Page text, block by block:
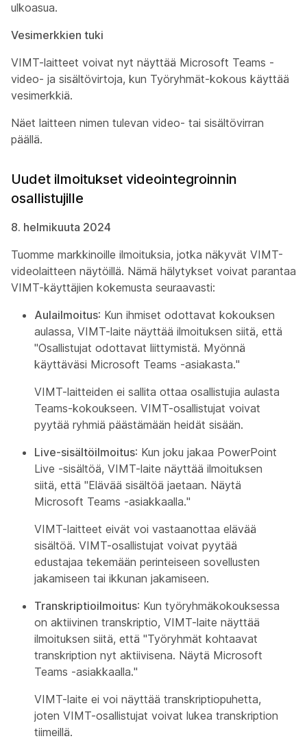
ulkoasua.
Vesimerkkien tuki
VIMT-laitteet voivat nyt näyttää Microsoft Teams -
video- ja sisältövirtoja, kun Työryhmät-kokous käyttää
vesimerkkiä.
Näet laitteen nimen tulevan video- tai sisältövirran
päällä.
Uudet ilmoitukset videointegroinnin
osallistujille
8. helmikuuta 2024
Tuomme markkinoille ilmoituksia, jotka näkyvät VIMT-
videolaitteen näytöillä. Nämä hälytykset voivat parantaa
VIMT-käyttäjien kokemusta seuraavasti:
Aulailmoitus: Kun ihmiset odottavat kokouksen
aulassa, VIMT-laite näyttää ilmoituksen siitä, että
"Osallistujat odottavat liittymistä. Myönnä
käyttäväsi Microsoft Teams -asiakasta."
VIMT-laitteiden ei sallita ottaa osallistujia aulasta
Teams-kokoukseen. VIMT-osallistujat voivat
pyytää ryhmiä päästämään heidät sisään.
Live-sisältöilmoitus: Kun joku jakaa PowerPoint
Live -sisältöä, VIMT-laite näyttää ilmoituksen
siitä, että "Elävää sisältöä jaetaan. Näytä
Microsoft Teams -asiakkaalla."
VIMT-laitteet eivät voi vastaanottaa elävää
sisältöä. VIMT-osallistujat voivat pyytää
edustajaa tekemään perinteiseen sovellusten
jakamiseen tai ikkunan jakamiseen.
Transkriptioilmoitus: Kun työryhmäkokouksessa
on aktiivinen transkriptio, VIMT-laite näyttää
ilmoituksen siitä, että "Työryhmät kohtaavat
transkription nyt aktiivisena. Näytä Microsoft
Teams -asiakkaalla."
VIMT-laite ei voi näyttää transkriptiopuhetta,
joten VIMT-osallistujat voivat lukea transkription
tiimeillä.